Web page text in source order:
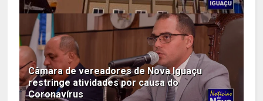
Câmara de vereadores de Nova Iguaçu
restringe atividades por causa do
Coronavírus